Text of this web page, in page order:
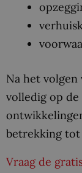
Na het volgen
volledig op
betrekking
Vraag de